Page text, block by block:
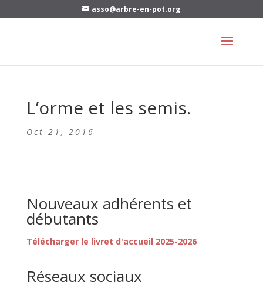
asso@arbre-en-pot.org
L’orme et les semis.
Oct 21, 2016
Nouveaux adhérents et
débutants
Télécharger le livret d'accueil 2025-2026
Réseaux sociaux